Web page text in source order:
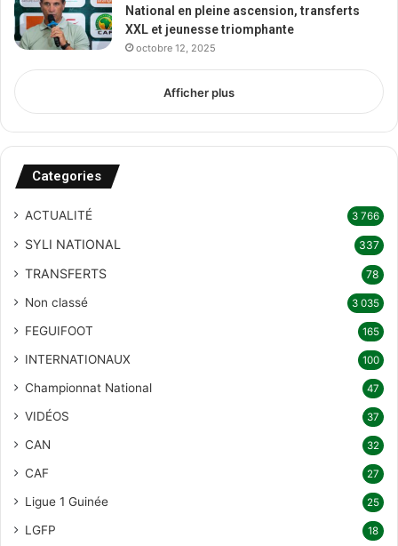
National en pleine ascension, transferts
XXL et jeunesse triomphante
octobre 12, 2025
Afficher plus
Categories
ACTUALITÉ 3 766
SYLI NATIONAL 337
TRANSFERTS 78
Non classé 3 035
FEGUIFOOT 165
INTERNATIONAUX 100
Championnat National 47
VIDÉOS 37
CAN 32
CAF 27
Ligue 1 Guinée 25
LGFP 18